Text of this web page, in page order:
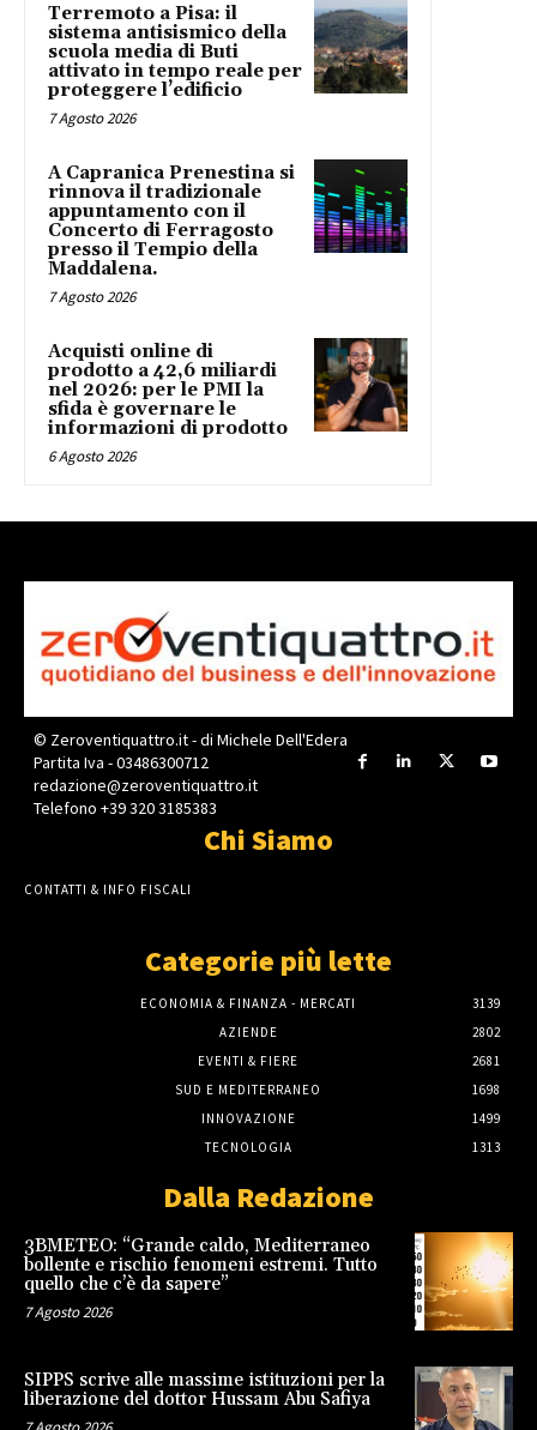
Terremoto a Pisa: il
sistema antisismico della
scuola media di Buti
attivato in tempo reale per
proteggere l’edificio
7 Agosto 2026
A Capranica Prenestina si
rinnova il tradizionale
appuntamento con il
Concerto di Ferragosto
presso il Tempio della
Maddalena.
7 Agosto 2026
Acquisti online di
prodotto a 42,6 miliardi
nel 2026: per le PMI la
sfida è governare le
informazioni di prodotto
6 Agosto 2026
© Zeroventiquattro.it - di Michele Dell'Edera
Partita Iva - 03486300712
redazione@zeroventiquattro.it
Telefono +39 320 3185383
Chi Siamo
CONTATTI & INFO FISCALI
Categorie più lette
ECONOMIA & FINANZA - MERCATI
3139
AZIENDE
2802
EVENTI & FIERE
2681
SUD E MEDITERRANEO
1698
INNOVAZIONE
1499
TECNOLOGIA
1313
Dalla Redazione
3BMETEO: “Grande caldo, Mediterraneo
bollente e rischio fenomeni estremi. Tutto
quello che c’è da sapere”
7 Agosto 2026
SIPPS scrive alle massime istituzioni per la
liberazione del dottor Hussam Abu Safiya